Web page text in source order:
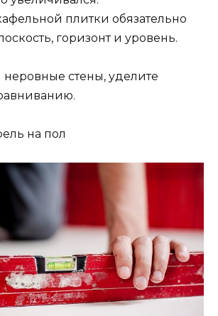
плитки обязательно
горизонт и уровень.
стены, уделите
на пол